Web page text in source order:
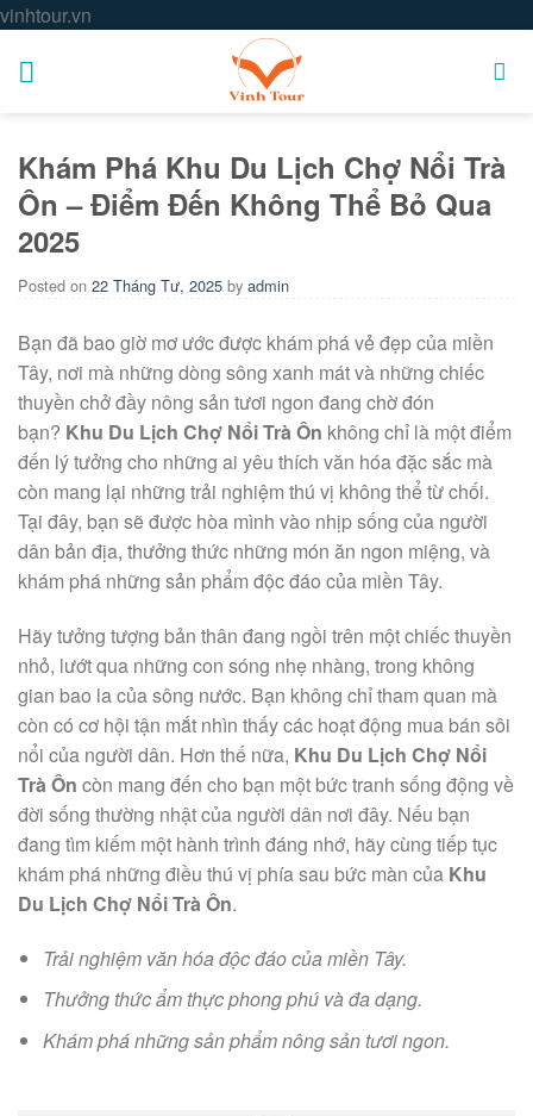
vinhtour.vn
Khám Phá Khu Du Lịch Chợ Nổi Trà
Ôn – Điểm Đến Không Thể Bỏ Qua
2025
Posted on 22 Tháng Tư, 2025 by admin
Bạn đã bao giờ mơ ước được khám phá vẻ đẹp của miền
Tây, nơi mà những dòng sông xanh mát và những chiếc
thuyền chở đầy nông sản tươi ngon đang chờ đón
bạn? Khu Du Lịch Chợ Nổi Trà Ôn không chỉ là một điểm
đến lý tưởng cho những ai yêu thích văn hóa đặc sắc mà
còn mang lại những trải nghiệm thú vị không thể từ chối.
Tại đây, bạn sẽ được hòa mình vào nhịp sống của người
dân bản địa, thưởng thức những món ăn ngon miệng, và
khám phá những sản phẩm độc đáo của miền Tây.
Hãy tưởng tượng bản thân đang ngồi trên một chiếc thuyền
nhỏ, lướt qua những con sóng nhẹ nhàng, trong không
gian bao la của sông nước. Bạn không chỉ tham quan mà
còn có cơ hội tận mắt nhìn thấy các hoạt động mua bán sôi
nổi của người dân. Hơn thế nữa, Khu Du Lịch Chợ Nổi
Trà Ôn còn mang đến cho bạn một bức tranh sống động về
đời sống thường nhật của người dân nơi đây. Nếu bạn
đang tìm kiếm một hành trình đáng nhớ, hãy cùng tiếp tục
khám phá những điều thú vị phía sau bức màn của Khu
Du Lịch Chợ Nổi Trà Ôn.
Trải nghiệm văn hóa độc đáo của miền Tây.
Thưởng thức ẩm thực phong phú và đa dạng.
Khám phá những sản phẩm nông sản tươi ngon.